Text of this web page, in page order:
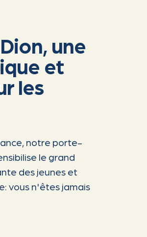
une
et
les
notre porte-
le grand
des jeunes et
vous n'êtes jamais